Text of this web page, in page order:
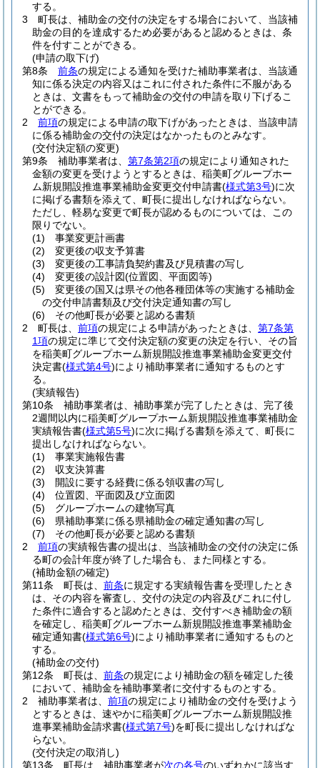
する。
3
町長は、補助金の交付の決定をする場合において、当該補
助金の目的を達成するため必要があると認めるときは、条
件を付すことができる。
(申請の取下げ)
第8条
前条の規定による通知を受けた補助事業者は、当該通
知に係る決定の内容又はこれに付された条件に不服がある
ときは、文書をもって補助金の交付の申請を取り下げるこ
とができる。
2
前項の規定による申請の取下げがあったときは、当該申請
に係る補助金の交付の決定はなかったものとみなす。
(交付決定額の変更)
第9条
補助事業者は、 第7条第2項の規定により通知された
金額の変更を受けようとするときは、稲美町グループホー
ム新規開設推進事業補助金変更交付申請書(様式第3号)に次
に掲げる書類を添えて、町長に提出しなければならない。
ただし、軽易な変更で町長が認めるものについては、この
限りでない。
(1)
事業変更計画書
(2)
変更後の収支予算書
(3)
変更後の工事請負契約書及び見積書の写し
(4)
変更後の設計図(位置図、平面図等)
(5)
変更後の国又は県その他各種団体等の実施する補助金
の交付申請書類及び交付決定通知書の写し
(6)
その他町長が必要と認める書類
2
町長は、 前項の規定による申請があったときは、 第7条第
1項の規定に準じて交付決定額の変更の決定を行い、その旨
を稲美町グループホーム新規開設推進事業補助金変更交付
決定書(様式第4号)により補助事業者に通知するものとす
る。
(実績報告)
第10条
補助事業者は、補助事業が完了したときは、完了後
2週間以内に稲美町グループホーム新規開設推進事業補助金
実績報告書(様式第5号)に次に掲げる書類を添えて、町長に
提出しなければならない。
(1)
事業実施報告書
(2)
収支決算書
(3)
開設に要する経費に係る領収書の写し
(4)
位置図、平面図及び立面図
(5)
グループホームの建物写真
(6)
県補助事業に係る県補助金の確定通知書の写し
(7)
その他町長が必要と認める書類
2
前項の実績報告書の提出は、当該補助金の交付の決定に係
る町の会計年度が終了した場合も、また同様とする。
(補助金額の確定)
第11条
町長は、 前条に規定する実績報告書を受理したとき
は、その内容を審査し、交付の決定の内容及びこれに付し
た条件に適合すると認めたときは、交付すべき補助金の額
を確定し、稲美町グループホーム新規開設推進事業補助金
確定通知書(様式第6号)により補助事業者に通知するものと
する。
(補助金の交付)
第12条
町長は、 前条の規定により補助金の額を確定した後
において、補助金を補助事業者に交付するものとする。
2
補助事業者は、 前項の規定により補助金の交付を受けよう
とするときは、速やかに稲美町グループホーム新規開設推
進事業補助金請求書(様式第7号)を町長に提出しなければな
らない。
(交付決定の取消し)
第13条
町長は、補助事業者が次の各号のいずれかに該当す